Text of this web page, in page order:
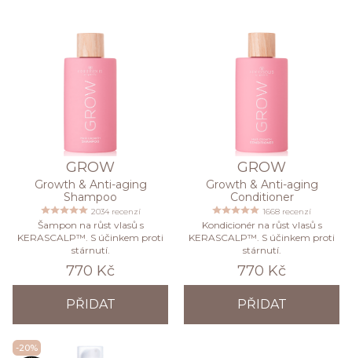
GROW
Growth & Anti-aging
Shampoo
2034 recenzí
Šampon na růst vlasů s
KERASCALP™. S účinkem proti
stárnutí.
770 Kč
PŘIDAT
GROW
Growth & Anti-aging
Conditioner
1668 recenzí
Kondicionér na růst vlasů s
KERASCALP™. S účinkem proti
stárnutí.
770 Kč
PŘIDAT
-20%